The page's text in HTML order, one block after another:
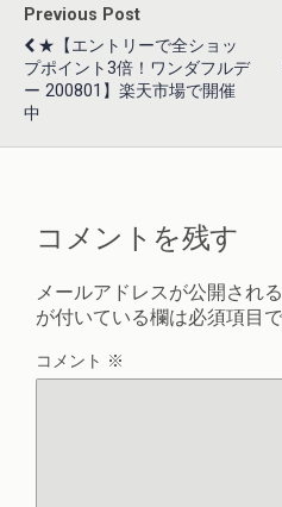
Previous Post
★【エントリーで全ショッ
プポイント3倍！ワンダフルデ
ー 200801】楽天市場で開催
中
コメントを残す
メールアドレスが公開され
が付いている欄は必須項目
コメント ※